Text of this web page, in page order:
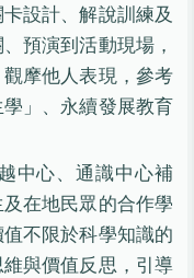
設計、解說訓練及
預演到活動現場，
摩他人表現，參考
」、永續發展教育
中心、通識中心補
在地民眾的合作學
不限於科學知識的
與價值反思，引導